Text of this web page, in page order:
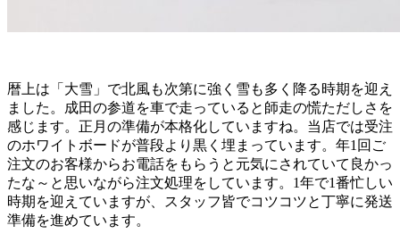
暦上は「大雪」で北風も次第に強く雪も多く降る時期を迎え
ました。成田の参道を車で走っていると師走の慌ただしさを
感じます。正月の準備が本格化していますね。当店では受注
のホワイトボードが普段より黒く埋まっています。年1回ご
注文のお客様からお電話をもらうと元気にされていて良かっ
たな～と思いながら注文処理をしています。1年で1番忙しい
時期を迎えていますが、スタッフ皆でコツコツと丁寧に発送
準備を進めています。